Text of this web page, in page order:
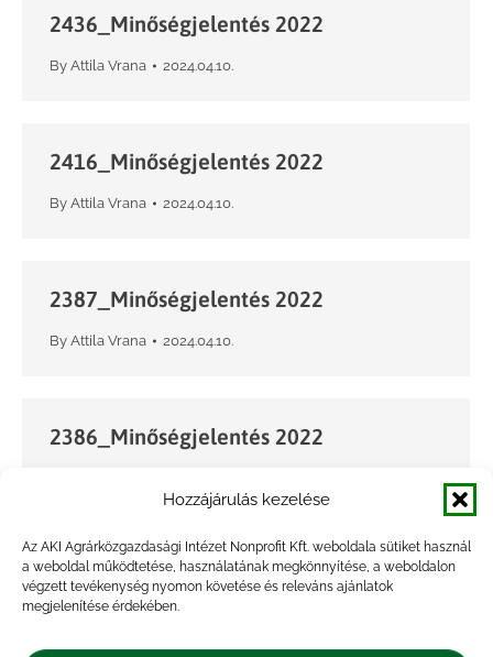
Hozzájárulás kezelése
Az AKI Agrárközgazdasági Intézet Nonprofit Kft. weboldala sütiket használ
a weboldal működtetése, használatának megkönnyítése, a weboldalon
végzett tevékenység nyomon követése és releváns ajánlatok
megjelenítése érdekében.
2436_Minőségjelentés 2022
By Attila Vrana 2024.04.10.
2416_Minőségjelentés 2022
By Attila Vrana 2024.04.10.
2387_Minőségjelentés 2022
By Attila Vrana 2024.04.10.
2386_Minőségjelentés 2022
2385_Minőségjelentés 2020
ByAttila Vrana 2024.04.10.